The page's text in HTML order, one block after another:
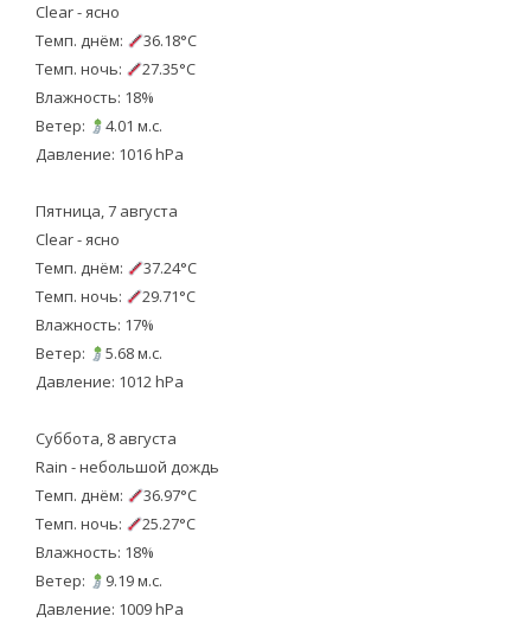
Clear - ясно
Темп. днём:
36.18°C
Темп. ночь:
27.35°C
Влажность: 18%
Ветер:
4.01 м.с.
Давление: 1016 hPa
Пятница, 7 августа
Clear - ясно
Темп. днём:
37.24°C
Темп. ночь:
29.71°C
Влажность: 17%
Ветер:
5.68 м.с.
Давление: 1012 hPa
Суббота, 8 августа
Rain - небольшой дождь
Темп. днём:
36.97°C
Темп. ночь:
25.27°C
Влажность: 18%
Ветер:
9.19 м.с.
Давление: 1009 hPa